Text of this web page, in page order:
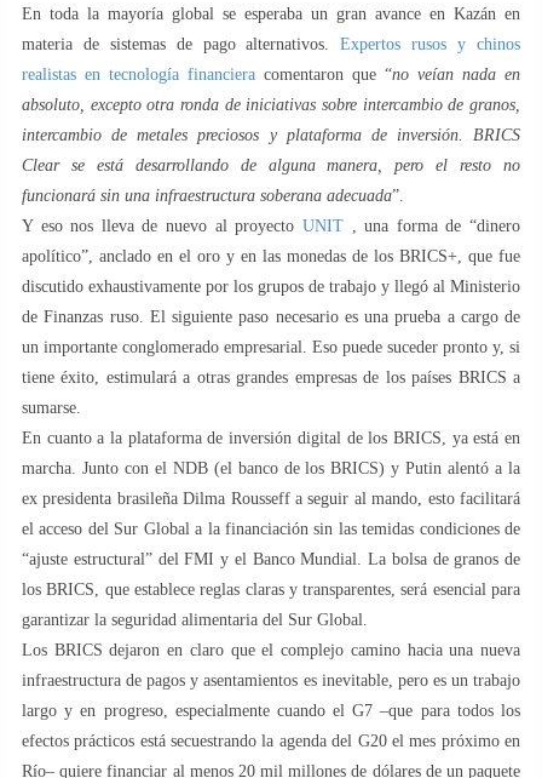
En toda la mayoría global se esperaba un gran avance en Kazán en
materia de sistemas de pago alternativos.Expertos rusos y chinos
realistas en tecnología financiera comentaron que “no veían nada en
absoluto, excepto otra ronda de iniciativas sobre intercambio de granos,
intercambio de metales preciosos y plataforma de inversión. BRICS
Clear se está desarrollando de alguna manera, pero el resto no
funcionará sin una infraestructura soberana adecuada”.
Y eso nos lleva de nuevo al proyecto UNIT, una forma de “dinero
apolítico”, anclado en el oro y en las monedas de los BRICS+, que fue
discutido exhaustivamente por los grupos de trabajo y llegó al Ministerio
de Finanzas ruso. El siguiente paso necesario es una prueba a cargo de
un importante conglomerado empresarial. Eso puede suceder pronto y, si
tiene éxito, estimulará a otras grandes empresas de los países BRICS a
sumarse.
En cuanto a la plataforma de inversión digital de los BRICS, ya está en
marcha. Junto con el NDB (el banco de los BRICS) y Putin alentó a la
ex presidenta brasileña Dilma Rousseff a seguir al mando, esto facilitará
el acceso del Sur Global a la financiación sin las temidas condiciones de
“ajuste estructural” del FMI y el Banco Mundial. La bolsa de granos de
los BRICS, que establece reglas claras y transparentes, será esencial para
garantizar la seguridad alimentaria del Sur Global.
Los BRICS dejaron en claro que el complejo camino hacia una nueva
infraestructura de pagos y asentamientos es inevitable, pero es un trabajo
largo y en progreso, especialmente cuando el G7 –que para todos los
efectos prácticos está secuestrando la agenda del G20 el mes próximo en
Río– quiere financiar al menos 20 mil millones de dólares de un paquete